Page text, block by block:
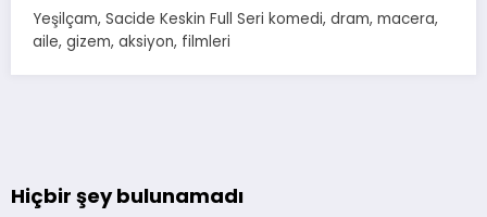
Yeşilçam, Sacide Keskin Full Seri komedi, dram, macera,
aile, gizem, aksiyon, filmleri
Hiçbir şey bulunamadı